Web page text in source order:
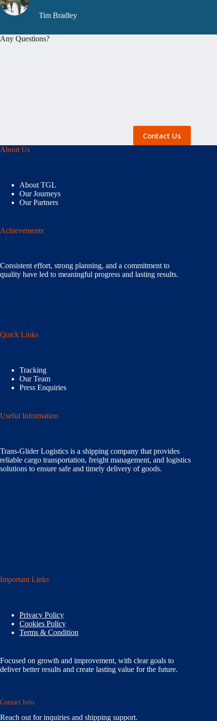
Tim Bradley
Any Questions?
Contact Us
About Us
About TGL
Our Journeys
Our Partners
Achievements
Consistent effort, strong planning, and a commitment to
quality have led to meaningful progress and lasting results.
Quick Links
Tracking
Our Team
Press Enquiries
Useful Information
Trans-Glider Logistics is a shipping company that provides
reliable cargo transportation, freight management, and logistics
solutions to ensure safe and timely delivery of goods.
Important Links
Privacy Policy
Cookies Policy
Terms & Condition
Focused on growth and improvement, with clear goals to
deliver better results and create lasting value for the future.
Contact Info
Reach out for inquiries and shipping support.